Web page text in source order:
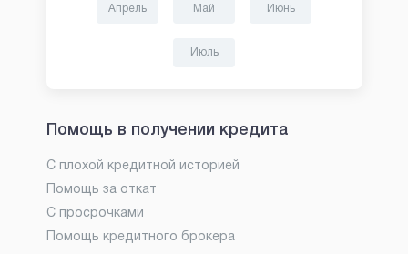
Апрель Май Июнь
Июль
Помощь в получении кредита
С плохой кредитной историей
Помощь за откат
С просрочками
Помощь кредитного брокера